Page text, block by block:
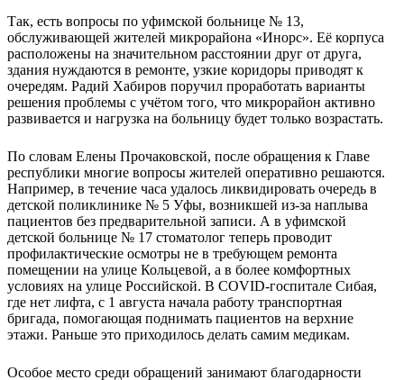
Так, есть вопросы по уфимской больнице № 13,
обслуживающей жителей микрорайона «Инорс». Её корпуса
расположены на значительном расстоянии друг от друга,
здания нуждаются в ремонте, узкие коридоры приводят к
очередям. Радий Хабиров поручил проработать варианты
решения проблемы с учётом того, что микрорайон активно
развивается и нагрузка на больницу будет только возрастать.
По словам Елены Прочаковской, после обращения к Главе
республики многие вопросы жителей оперативно решаются.
Например, в течение часа удалось ликвидировать очередь в
детской поликлинике № 5 Уфы, возникшей из-за наплыва
пациентов без предварительной записи. А в уфимской
детской больнице № 17 стоматолог теперь проводит
профилактические осмотры не в требующем ремонта
помещении на улице Кольцевой, а в более комфортных
условиях на улице Российской. В COVID-госпитале Сибая,
где нет лифта, с 1 августа начала работу транспортная
бригада, помогающая поднимать пациентов на верхние
этажи. Раньше это приходилось делать самим медикам.
Особое место среди обращений занимают благодарности